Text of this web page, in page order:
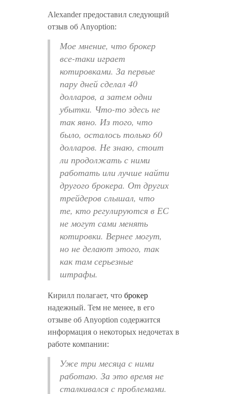
Alexander предоставил следующий
отзыв об Anyoption:
Мое мнение, что брокер
все-таки играет
котировками. За первые
пару дней сделал 40
долларов, а затем одни
убытки. Что-то здесь не
так явно. Из того, что
было, осталось только 60
долларов. Не знаю, стоит
ли продолжать с ними
работать или лучше найти
другого брокера. От других
трейдеров слышал, что
те, кто регулируются в ЕС
не могут сами менять
котировки. Вернее могут,
но не делают этого, так
как там серьезные
штрафы.
Кирилл полагает, что брокер
надежный. Тем не менее, в его
отзыве об Anyoption содержится
информация о некоторых недочетах в
работе компании:
Уже три месяца с ними
работаю. За это время не
сталкивался с проблемами.